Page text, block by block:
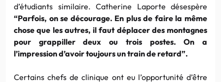
d’étudiants similaire. Catherine Laporte désespère
“Parfois, on se décourage. En plus de faire la même
chose que les autres, il faut déplacer des montagnes
pour grappiller deux ou trois postes. On a
l’impression d’avoir toujours un train de retard”.
Certains chefs de clinique ont eu l’opportunité d’être